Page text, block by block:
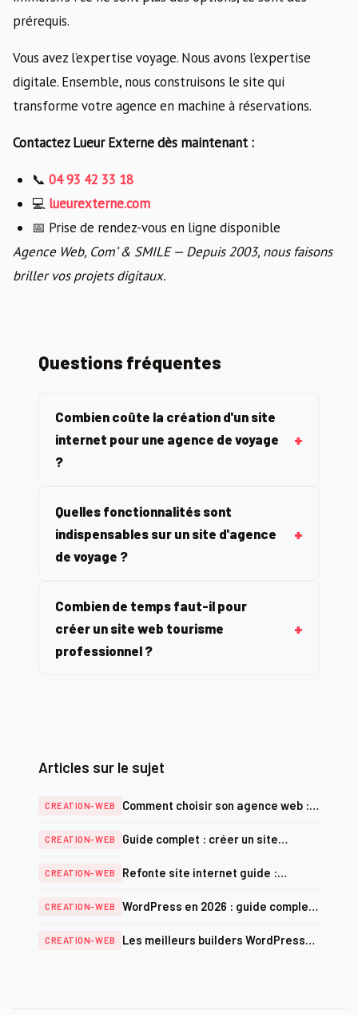
prérequis.
Vous avez l’expertise voyage. Nous avons l’expertise
digitale. Ensemble, nous construisons le site qui
transforme votre agence en machine à réservations.
Contactez Lueur Externe dès maintenant :
📞 04 93 42 33 18
💻 lueurexterne.com
📅 Prise de rendez-vous en ligne disponible
Agence Web, Com’ & SMILE — Depuis 2003, nous faisons
briller vos projets digitaux.
Questions fréquentes
Combien coûte la création d'un site
internet pour une agence de voyage
?
Quelles fonctionnalités sont
indispensables sur un site d'agence
de voyage ?
Combien de temps faut-il pour
créer un site web tourisme
professionnel ?
Articles sur le sujet
CREATION-WEB
Comment choisir son agence web :
2025
CREATION-WEB
Guide complet : créer un site
CREATION-WEB
Refonte site internet guide :
SEO 2025
CREATION-WEB
WordPress en 2026 : guide complet
CREATION-WEB
Les meilleurs builders WordPress